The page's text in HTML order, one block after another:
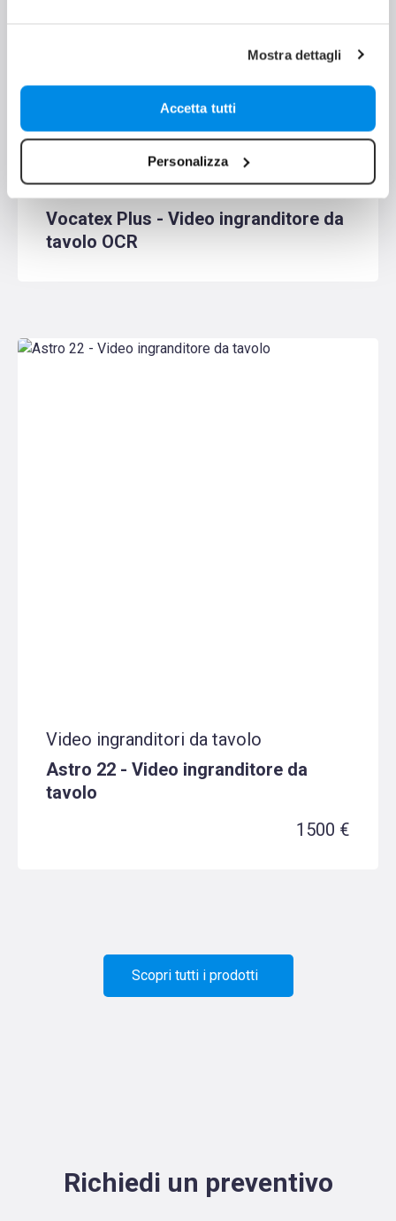
Mostra dettagli
Accetta tutti
Personalizza
Video ingranditori da tavolo con
sintesi vocale
Vocatex Plus - Video ingranditore da
tavolo OCR
Video ingranditori da tavolo
Astro 22 - Video ingranditore da
tavolo
1500 €
Scopri tutti i prodotti
Richiedi un preventivo